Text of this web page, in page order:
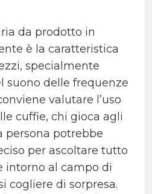
da prodotto in
è la caratteristica
specialmente
suono delle frequenze
valutare l’uso
cuffie, chi gioca agli
persona potrebbe
per ascoltare tutto
intorno al campo di
cogliere di sorpresa.